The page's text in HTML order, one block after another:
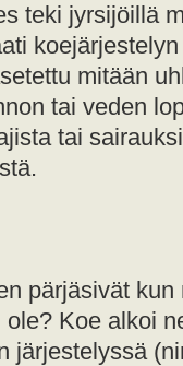
teki jyrsijöillä
mitään
tai veden
tai
pärjäsivät kun
Koe alkoi
järjestelyssä